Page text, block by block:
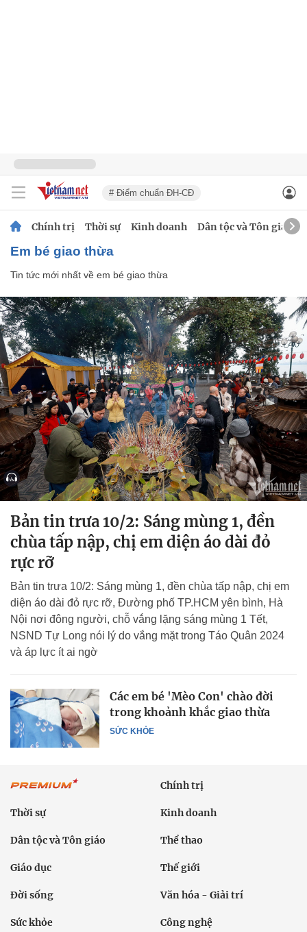
# Điểm chuẩn ĐH-CĐ
Chính trị Thời sự Kinh doanh Dân tộc và Tôn giáo
em bé giao thừa
Tin tức mới nhất về em bé giao thừa
Bản tin trưa 10/2: Sáng mùng 1, đền
chùa tấp nập, chị em diện áo dài đỏ
rực rỡ
Bản tin trưa 10/2: Sáng mùng 1, đền chùa tấp nập, chị em
diện áo dài đỏ rực rỡ, Đường phố TP.HCM yên bình, Hà
Nội nơi đông người, chỗ vắng lặng sáng mùng 1 Tết,
NSND Tự Long nói lý do vắng mặt trong Táo Quân 2024
và áp lực ít ai ngờ
SỨC KHỎE
Các em bé 'Mèo Con' chào đời
trong khoảnh khắc giao thừa
Chính trị
Thời sự Kinh doanh
Dân tộc và Tôn giáo Thể thao
Giáo dục Thế giới
Đời sống Văn hóa - Giải trí
Sức khỏe Công nghệ